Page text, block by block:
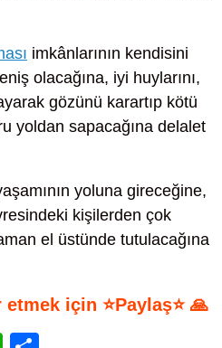
imkânlarının kendisini
olacağına, iyi huylarını,
gözünü karartıp kötü
yoldan sapacağına delalet
yoluna gireceğine,
kişilerden çok
el üstünde tutulacağına
için ⭐Paylaş⭐ 🙏